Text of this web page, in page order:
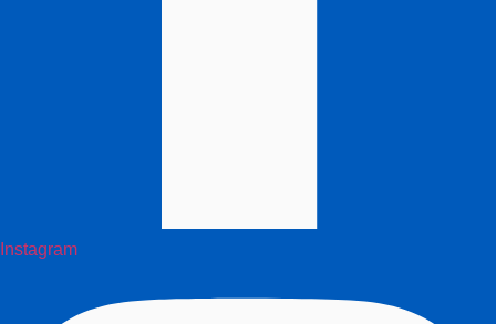
Instagram